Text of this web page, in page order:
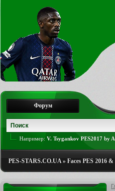
Форум
Например: V. Tsygankov PES2017 by
PES-STARS.CO.UA» Faces PES 2016 &